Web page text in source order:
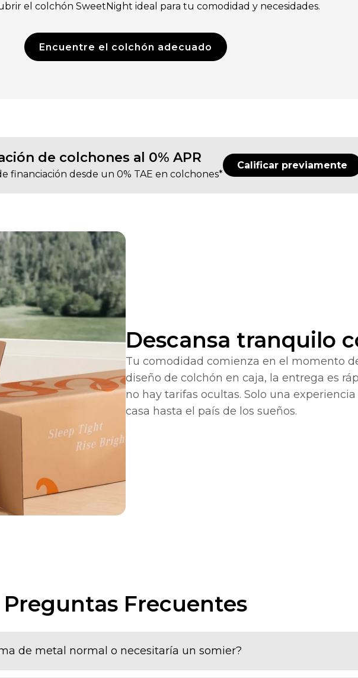
el colchón SweetNight ideal para tu comodidad y necesidades.
Encuentre el colchón adecuado
de colchones al 0% APR
financiación desde un 0% TAE en colchones*
Calificar previamente
Descansa tranquilo
Tu comodidad comienza en el momento
diseño de colchón en caja, la entrega es
no hay tarifas ocultas. Solo una
casa hasta el país de los sueños.
Preguntas Frecuentes
de metal normal o necesitaría un somier?